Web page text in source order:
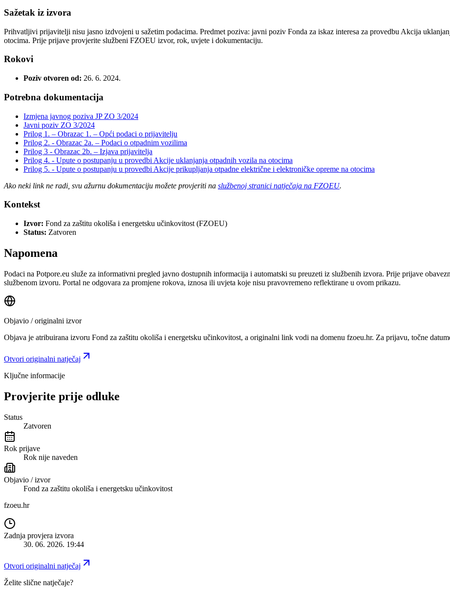
Sažetak iz izvora
Prihvatljivi prijavitelji nisu jasno izdvojeni u sažetim podacima. Predmet poziva: javni poziv Fonda za iskaz interesa za provedbu Akcija
otocima. Prije prijave provjerite službeni FZOEU izvor, rok, uvjete i dokumentaciju.
Rokovi
Poziv otvoren od: 26. 6. 2024.
Potrebna dokumentacija
Izmjena javnog poziva JP ZO 3/2024
Javni poziv ZO 3/2024
Prilog 1. – Obrazac 1. – Opći podaci o prijavitelju
Prilog 2. - Obrazac 2a. – Podaci o otpadnim vozilima
Prilog 3 - Obrazac 2b. – Izjava prijavitelja
Prilog 4. - Upute o postupanju u provedbi Akcije uklanjanja otpadnih vozila na otocima
Prilog 5. - Upute o postupanju u provedbi Akcije prikupljanja otpadne električne i elektroničke opreme na otocima
Ako neki link ne radi, svu ažurnu dokumentaciju možete provjeriti na službenoj stranici natječaja na FZOEU.
Kontekst
Izvor: Fond za zaštitu okoliša i energetsku učinkovitost (FZOEU)
Status: Zatvoren
Napomena
Podaci na Potpore.eu služe za informativni pregled javno dostupnih informacija i automatski su preuzeti iz službenih izvora. Prije prijave
službenom izvoru. Portal ne odgovara za promjene rokova, iznosa ili uvjeta koje nisu pravovremeno reflektirane u ovom prikazu.
Objavio / originalni izvor
Objava je atribuirana izvoru Fond za zaštitu okoliša i energetsku učinkovitost, a originalni link vodi na domenu fzoeu.hr. Za prijavu, točne
Otvori originalni natječaj
Ključne informacije
Provjerite prije odluke
Status
Zatvoren
Rok prijave
Rok nije naveden
Objavio / izvor
Fond za zaštitu okoliša i energetsku učinkovitost
fzoeu.hr
Zadnja provjera izvora
30. 06. 2026. 19:44
Otvori originalni natječaj
Želite slične natječaje?